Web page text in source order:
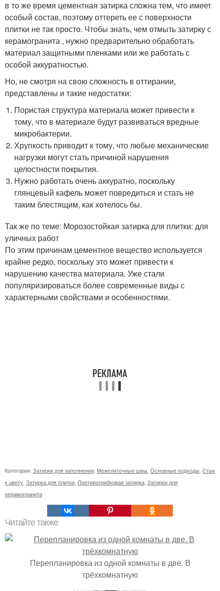
в то же время цементная затирка сложна тем, что имеет
особый состав, поэтому оттереть ее с поверхности
плитки не так просто. Чтобы знать, чем отмыть затирку с
керамогранита , нужно предварительно обработать
материал защитными пленками или же работать с
особой аккуратностью.
Но, не смотря на свою сложность в оттирании,
представлены и такие недостатки:
Пористая структура материала может привести к
тому, что в материале будут развиваться вредные
микробактерии.
Хрупкость приводит к тому, что любые механические
нагрузки могут стать причиной нарушения
целостности покрытия.
Нужно работать очень аккуратно, поскольку
глянцевый кафель может повредиться и стать не
таким блестящим, как хотелось бы.
Так же по теме: Морозостойкая затирка для плитки: для
уличных работ
По этим причинам цементное вещество используется
крайне редко, поскольку это может привести к
нарушению качества материала. Уже стали
популяризироваться более современные виды с
характерными свойствами и особенностями.
Категории: Затирки для заполнения Межплиточные швы Основные подходы Стык
к цвету Затирка для плитки Противогрибковая затирка Затирки для
керамогранита
Читайте также
Перепланировка из одной комнаты в две. В
трёхкомнатную